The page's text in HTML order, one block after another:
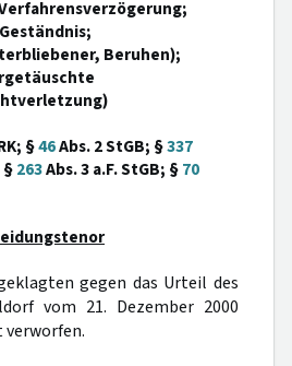
Beruhen);
§46Abs. 2 StGB; §337
§263Abs. 3 a.F. StGB; §70
gegen das Urteil des
vom 21. Dezember 2000
verworfen.